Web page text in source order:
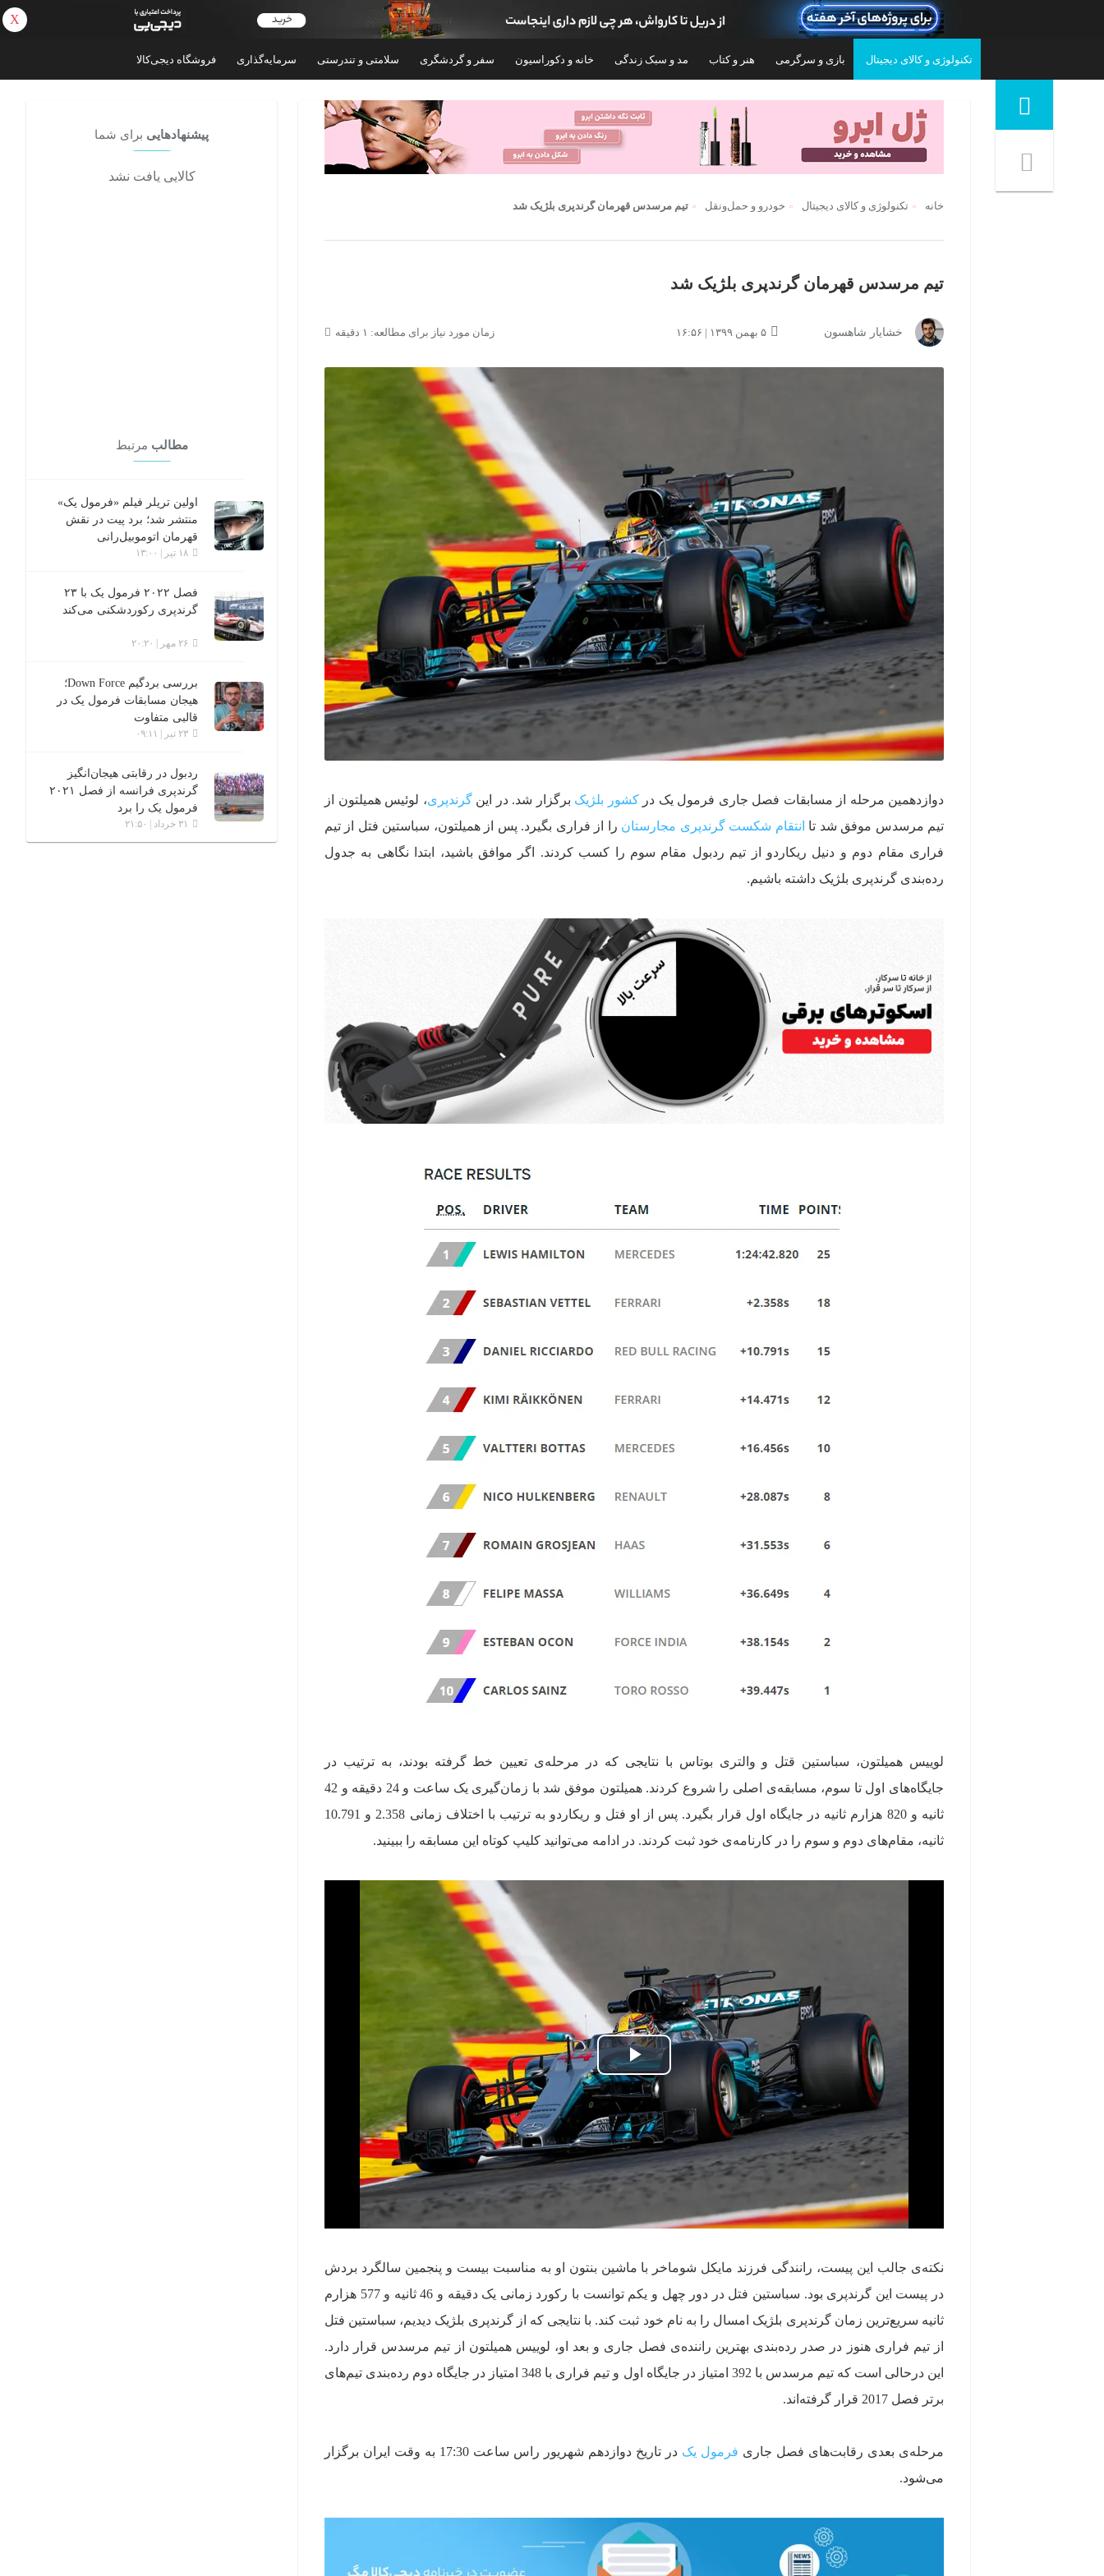
تکنولوژی و کالای دیجیتال بازی و سرگرمی هنر و کتاب مد و سبک زندگی خانه و دکوراسیون سفر و گردشگری سلامتی و تندرستی سرمایه‌گذاری فروشگاه دیجی‌کالا
منوی ناوبری خرده نان
خانه تکنولوژی و کالای دیجیتال خودرو و حمل‌و‌نقل تیم مرسدس قهرمان گرندپری بلژیک شد
تیم مرسدس قهرمان گرندپری بلژیک شد
خشایار شاهسون ۵ بهمن ۱۳۹۹ | ۱۶:۵۶ زمان مورد نیاز برای مطالعه: ۱ دقیقه
دوازدهمین مرحله از مسابقات فصل جاری فرمول یک درکشور بلژیک برگزار شد. در اینگرندپری، لوئیس همیلتون از
تیم مرسدس موفق شد تا انتقام شکست گرندپری مجارستان را از فراری بگیرد. پس از همیلتون، سباستین فتل از تیم
فراری مقام دوم و دنیل ریکاردو از تیم ردبول مقام سوم را کسب کردند. اگر موافق باشید، ابتدا نگاهی به جدول
رده‌بندی گرندپری بلژیک داشته باشیم.
لوییس همیلتون، سباستین قتل و والتری بوتاس با نتایجی که در مرحله‌ی تعیین خط گرفته بودند، به ترتیب در
جایگاه‌های اول تا سوم، مسابقه‌ی اصلی را شروع کردند. همیلتون موفق شد با زمان‌گیری یک ساعت و 24 دقیقه و 42
ثانیه و 820 هزارم ثانیه در جایگاه اول قرار بگیرد. پس از او فتل و ریکاردو به ترتیب با اختلاف زمانی 2.358 و 10.791
ثانیه، مقام‌های دوم و سوم را در کارنامه‌ی خود ثبت کردند. در ادامه می‌توانید کلیپ کوتاه این مسابقه را ببینید.
پخش
ویدیو
نکته‌ی جالب این پیست، رانندگی فرزند مایکل شوماخر با ماشین بنتون او به مناسبت بیست و پنجمین سالگرد بردش
در پیست این گرندپری بود. سباستین فتل در دور چهل و یکم توانست با رکورد زمانی یک دقیقه و 46 ثانیه و 577 هزارم
ثانیه سریع‌ترین زمان گرندپری بلژیک امسال را به نام خود ثبت کند. با نتایجی که از گرندپری بلژیک دیدیم، سباستین فتل
از تیم فراری هنوز در صدر رده‌بندی بهترین راننده‌ی فصل جاری و بعد او، لوییس همیلتون از تیم مرسدس قرار دارد.
این درحالی است که تیم مرسدس با 392 امتیاز در جایگاه اول و تیم فراری با 348 امتیاز در جایگاه دوم رده‌بندی تیم‌های
برتر فصل 2017 قرار گرفته‌اند.
مرحله‌ی بعدی رقابت‌های فصل جاری فرمول یک
در تاریخ دوازدهم شهریور راس ساعت 17:30 به وقت ایران برگزار
می‌شود.
پیشنهادهایی برای شما
کالایی یافت نشد
مطالب مرتبط
اولین تریلر فیلم «فرمول یک»
منتشر شد؛ برد پیت در نقش
قهرمان اتوموبیل‌رانی
۱۸ تیر | ۱۳:۰۰
فصل ۲۰۲۲ فرمول یک با ۲۳
گرندپری رکوردشکنی می‌کند
۲۶ مهر | ۲۰:۲۰
بررسی بردگیم Down Force؛
هیجان مسابقات فرمول یک در
قالبی متفاوت
۲۳ تیر | ۰۹:۱۱
ردبول در رقابتی هیجان‌انگیز
گرندپری فرانسه از فصل ۲۰۲۱
فرمول یک را برد
۳۱ خرداد | ۲۱:۵۰
X